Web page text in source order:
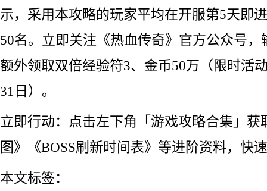
示，采用本攻略的玩家平均在开服第5天即
50名。立即关注《热血传奇》官方公众号
额外领取双倍经验符3、金币50万（限时活
31日）。
立即行动：点击左下角「游戏攻略合集」获
图》《BOSS刷新时间表》等进阶资料，快
本文标签：